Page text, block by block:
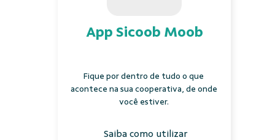
App Sicoob Moob
Fique por dentro de tudo o que
acontece na sua cooperativa, de onde
você estiver.
Saiba como utilizar